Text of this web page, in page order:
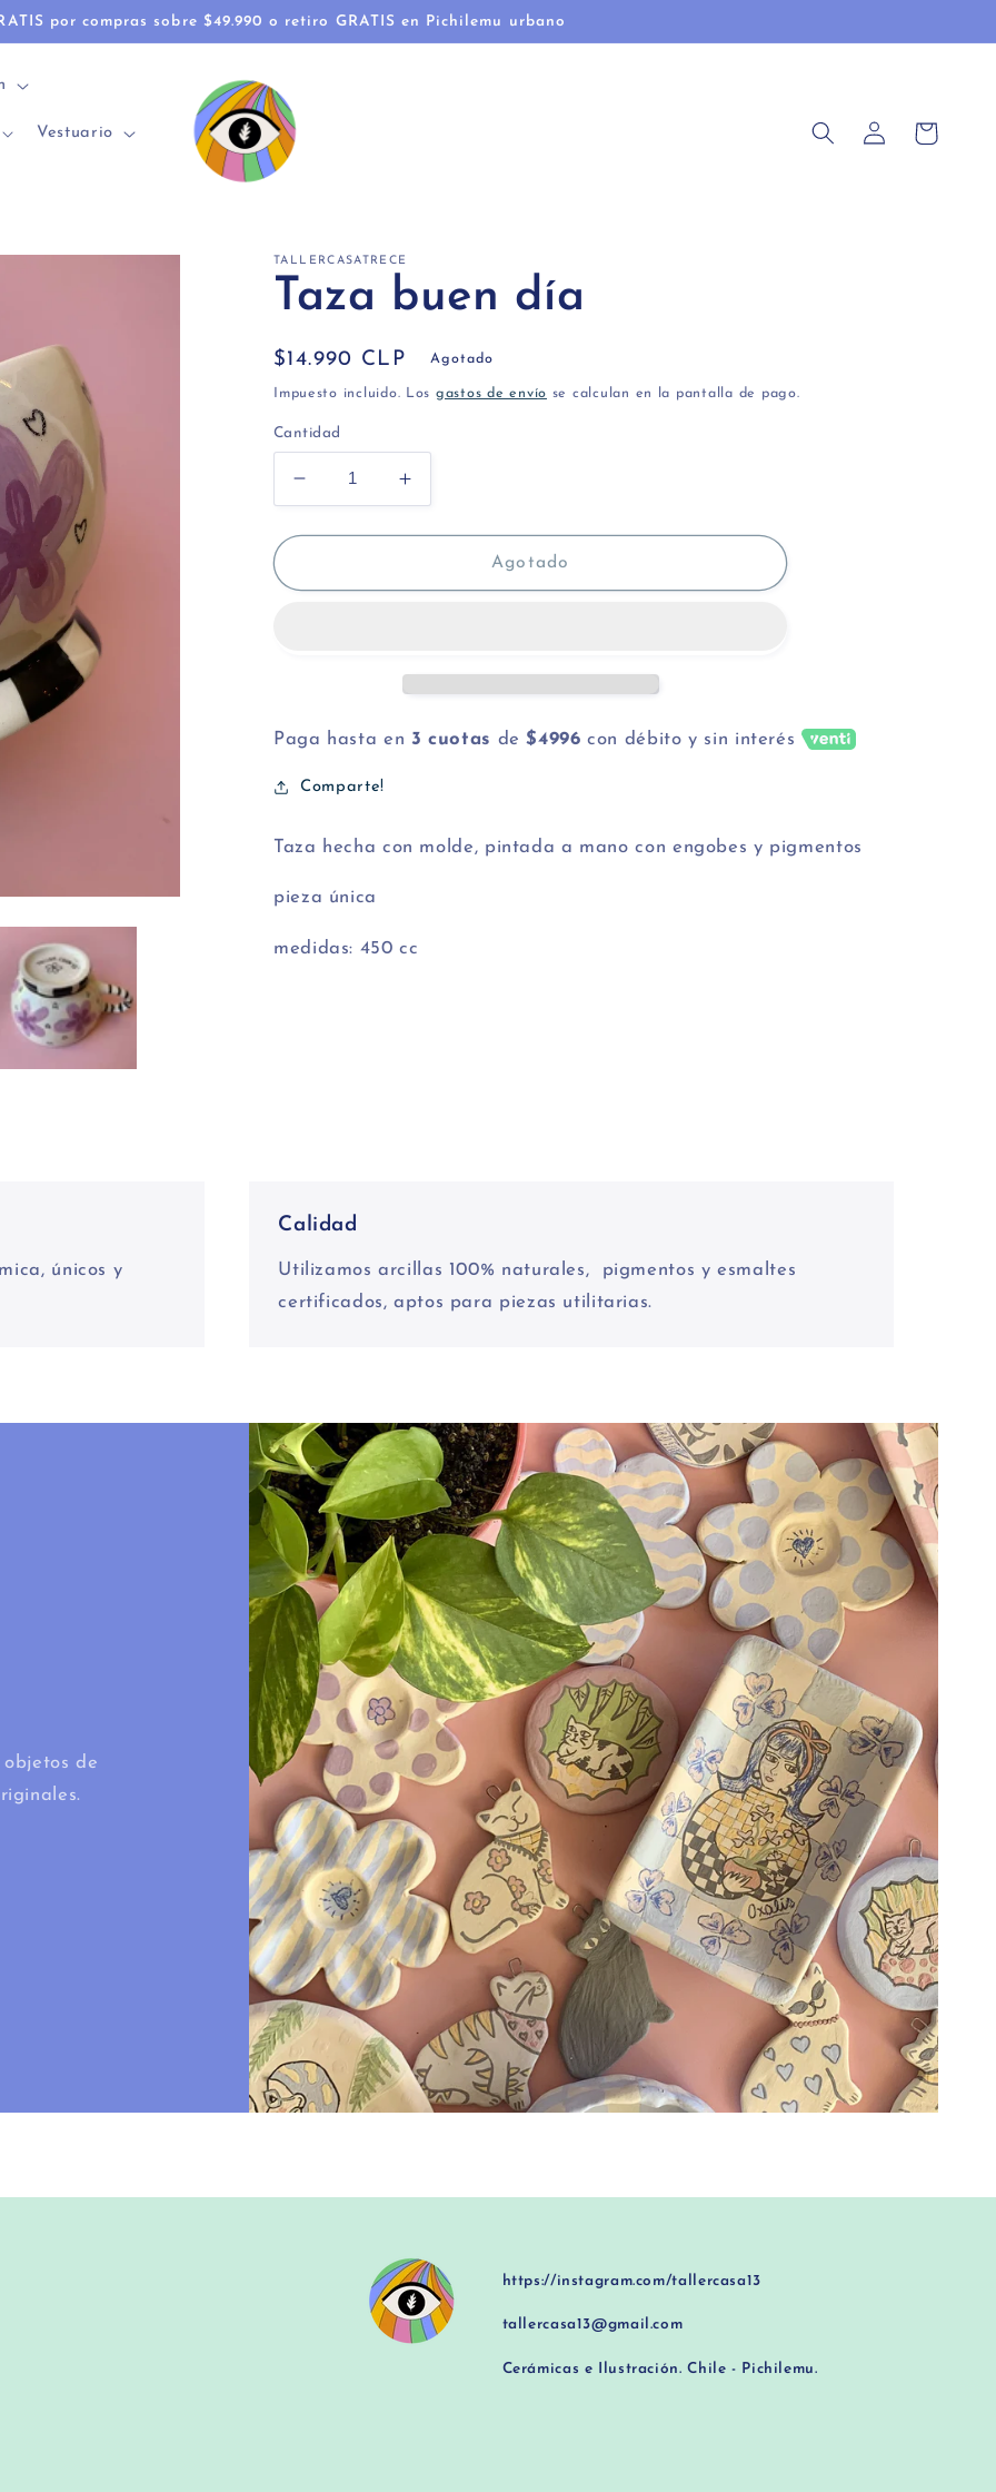
por compras sobre $49.990 o retiro GRATIS en Pichilemu urbano
Vestuario
Iniciar
sesión
Carrito
TALLERCASATRECE
Taza buen día
Precio
habitual
$14.990 CLP Agotado
Impuesto incluido. Los gastos de envío se calculan en la pantalla de pago.
Cantidad
Reducir
cantidad
para
buen
Aumentar
cantidad
para
buen
Agotado
Paga hasta en 3 cuotas de$4996 con débito y sin interés
Comparte!
Taza hecha con molde, pintada a mano con engobes y pigmentos
pieza única
medidas: 450 cc
únicos y
Calidad
Utilizamos arcillas 100% naturales, pigmentos y esmaltes
certificados, aptos para piezas utilitarias.
de
https://instagram.com/tallercasa13
tallercasa13@gmail.com
Cerámicas e Ilustración. Chile - Pichilemu.